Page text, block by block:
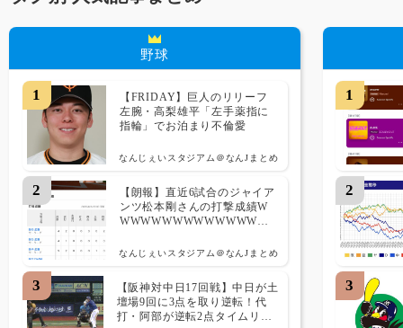
野球
1
【FRIDAY】巨人のリリーフ
左腕・高梨雄平「左手薬指に
指輪」でお泊まり不倫愛
なんじぇいスタジアム＠なんJまとめ
2
【朗報】直近6試合のジャイア
ンツ松本剛さんの打撃成績W
WWWWWWWWWWWWWW
なんじぇいスタジアム＠なんJまとめ
3
【阪神対中日17回戦】中日が土
壇場9回に3点を取り逆転！代
打・阿部が逆転2点タイムリー
1
2
3